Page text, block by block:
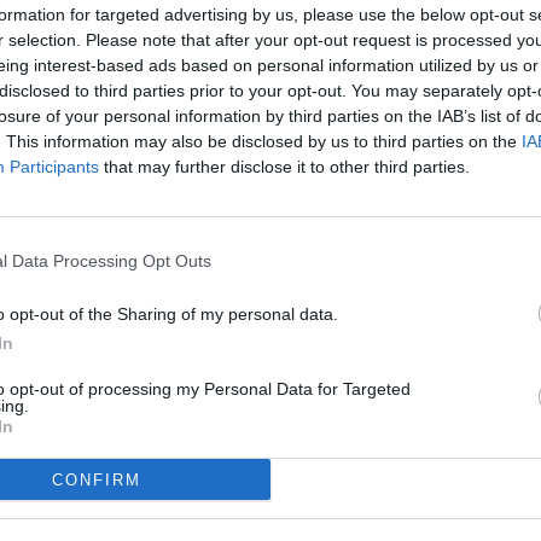
for targeted advertising by us, please use the below opt-out
selection. Please note that after your opt-out request is processed
interest-based ads based on personal information utilized by us
to third parties prior to your opt-out. You may separately
of your personal information by third parties on the IAB’s list of
This information may also be disclosed by us to third parties on the
Participants that may further disclose it to other third parties.
Data Processing Opt Outs
opt-out of the Sharing of my personal data.
opt-out of processing my Personal Data for Targeted
CONFIRM
una segunda parte vibrante. Al descanso, se
a su superioridad en el juego aéreo, pero en
Bakis han dado los tres puntos al Andorra.
minutos ha sido el Lugo quien ha tenido
lo ha pasado mal y, en el 10', Nico Ratti ha
Ramos. Tras el susto, los de Eder Sarabia
campo rival, pero los gallegos se han
la cabeza alto, pero quien la ha vuelto a
que ha salvado Nico Ratti. Y dos
palos. El Andorra dominaba, pero cada
los tricolores han insistido y el gol habría
con un disparo de Bakis que ha topado
(34').
tramo del primer tiempo el duelo ya
la tendencia aún ha sido más exagerada. En